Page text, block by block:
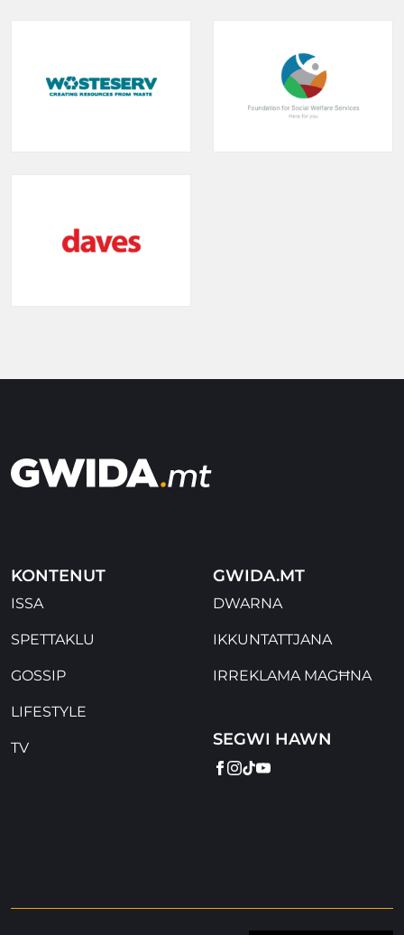
KONTENUT
ISSA
SPETTAKLU
GOSSIP
LIFESTYLE
TV
GWIDA.MT
DWARNA
IKKUNTATTJANA
IRREKLAMA MAGĦNA
SEGWI HAWN
FACEBOOK
INSTAGRAM
TIKTOK
YOUTUBE